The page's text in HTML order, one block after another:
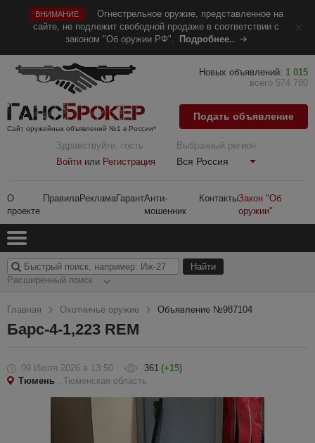
ВНИМАНИЕ
Огнестрельное оружие, представленное на
сайте, не подлежит свободной продаже в соответствии с
законом "Об оружии РФ".
Подробнее..
Сайт оружейных объявлений №1 в России*
Здравствуйте, гость
Войти или Регистрация
Выбранный регион
Вся Россия
О
проекте
ПравилаРекламаГарантАнти-
мошенник
КонтактыЗакон "Об
оружии"
Новых объявлений: 1 015
всего 574 780
Подать объявление
Расширенный поиск
Главная Охотничье оружие Объявление №987104
Барс-4-1,223 REM
09 Июля 2026 в 13:50 361 (+15)
Тюмень , Тюменская область